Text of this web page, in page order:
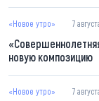
«Новое утро» 7
новую композицию
«Новое утро» 7